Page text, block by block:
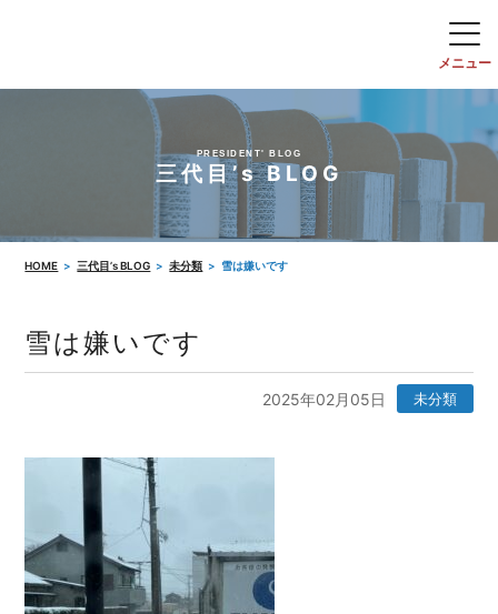
PRESIDENT' BLOG
三代目’s BLOG
HOME 三代目’s BLOG 未分類 雪は嫌いです
雪は嫌いです
2025年02月05日 未分類